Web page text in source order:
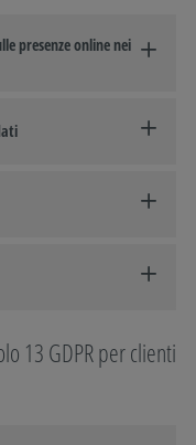
presenze online nei
13 GDPR per clienti